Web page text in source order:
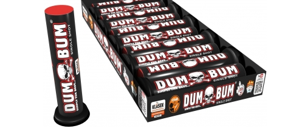
Passwort vergessen?